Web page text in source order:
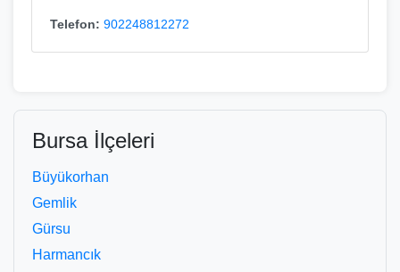
Telefon: 902248812272
Bursa İlçeleri
Büyükorhan
Gemlik
Gürsu
Harmancık